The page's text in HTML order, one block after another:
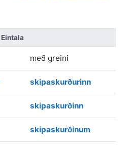
Eintala
með greini
skipaskurðurinn
skipaskurðinn
skipaskurðinum